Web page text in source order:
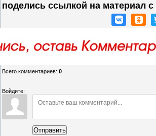
поделись ссылкой на материал
Всего комментариев: 0
Войдите:
Отправить